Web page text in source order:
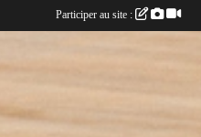
Participer au site :